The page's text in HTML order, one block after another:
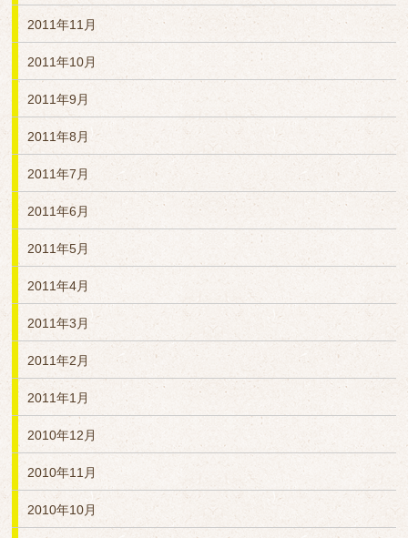
2011年11月
2011年10月
2011年9月
2011年8月
2011年7月
2011年6月
2011年5月
2011年4月
2011年3月
2011年2月
2011年1月
2010年12月
2010年11月
2010年10月